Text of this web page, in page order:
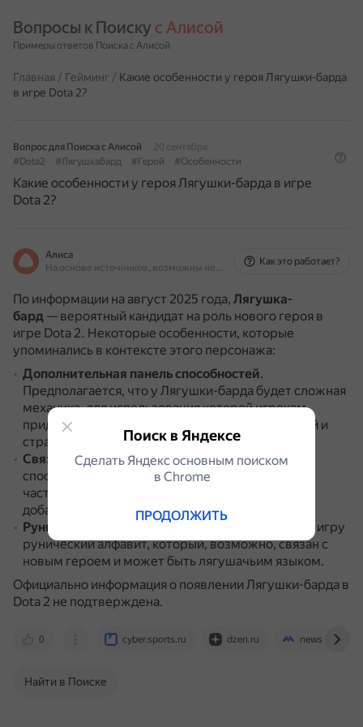
Вопросы к Поиску с Алисой
Примеры ответов Поиска с Алисой
Главная / Гейминг / Какие особенности у героя Лягушки-барда
в игре Dota 2?
Вопрос для Поиска с Алисой
20 сентября
#Dota2
#Лягушкабард #Герой #Особенности
Какие особенности у героя Лягушки-барда в игре
Dota 2?
Алиса
На основе источников, возможны неточности
Как это работает?
По информации на август 2025 года, Лягушка-
бард — вероятный кандидат на роль нового героя в
игре Dota 2. Некоторые особенности, которые
упоминались в контексте этого персонажа:
Дополнительная панель способностей.
Предполагается, что у Лягушки-барда будет сложная
механика, для использования которой игрокам
придётся освоить множество новых комбинаций и
стратегий.
Связь с музыкой .Есть предположение, что
способности героя будут связаны с музыкой, в
частности с механикой гипноза, для которой
добавлен статус-эффект.
Рунический алфавит
Разработчики добавили в игру
рунический алфавит, который, возможно, связан с
новым героем и может быть лягушачьим языком.
Официально информация о появлении Лягушки-барда в
Dota 2 не подтверждена.
0 cyber.sports.ru dzen.ru
Найти в Поиске
Поиск в Яндексе
Сделать Яндекс основным поиском
в Сhrome
ПРОДОЛЖИТЬ